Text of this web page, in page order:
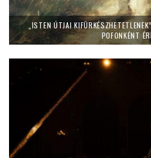
„ISTEN ÚTJAI
POFONKÉNT